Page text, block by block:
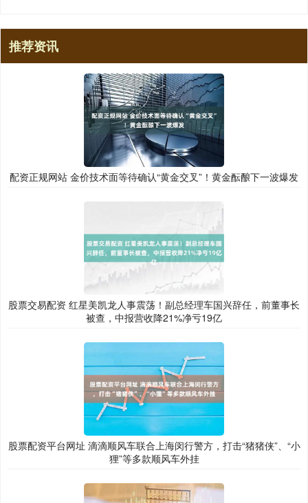
推荐资讯
配资正规网站 金价技术面等待确认“黄金交叉”！黄金酝酿下一波爆发
股票交易配资 红星美凯龙人事震荡！副总经理车国兴辞任，前董事长
被查，中报营收降21%净亏19亿
股票配资平台网址 滴滴顺风车联合上海闵行警方，打击“猪猪侠”、“小
狸”等多款顺风车外挂